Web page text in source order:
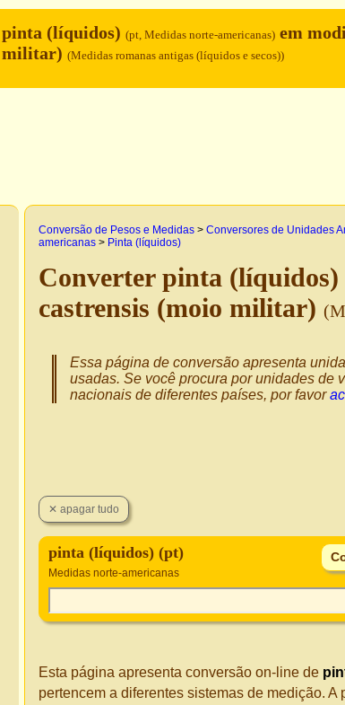
pinta (líquidos) (pt, Medidas norte-americanas) em
militar) (Medidas romanas antigas (líquidos e secos))
Conversão de Pesos e Medidas > Conversores de Unidades
americanas > Pinta (líquidos)
Converter pinta (líquidos)
castrensis (moio militar)
Essa página de conversão apresenta
usadas. Se você procura por unidades de
nacionais de diferentes países, por favor
pinta (líquidos) (pt)
Medidas norte-americanas
Esta página apresenta conversão on-line de
pertencem a diferentes sistemas de medição. A